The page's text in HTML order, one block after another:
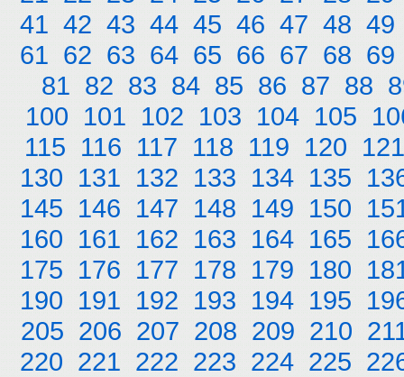
41 42 43 44 45 46 47 48 49
61 62 63 64 65 66 67 68 69
81 82 83 84 85 86 87 88
100 101 102 103 104 105
115 116 117 118 119 120 121
130 131 132 133 134 135
145 146 147 148 149 150
160 161 162 163 164 165
175 176 177 178 179 180
190 191 192 193 194 195
205 206 207 208 209 210
220 221 222 223 224 225